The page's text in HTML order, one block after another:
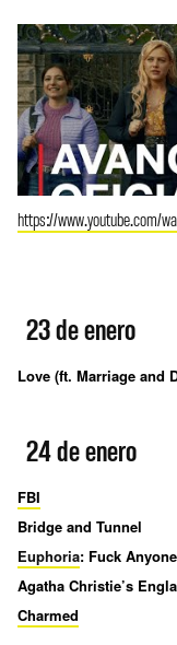
https://www.youtube.com/
23 de enero
Love (ft. Marriage and
24 de enero
FBI
Bridge and Tunnel
Euphoria: Fuck
Agatha Christie’s
Charmed